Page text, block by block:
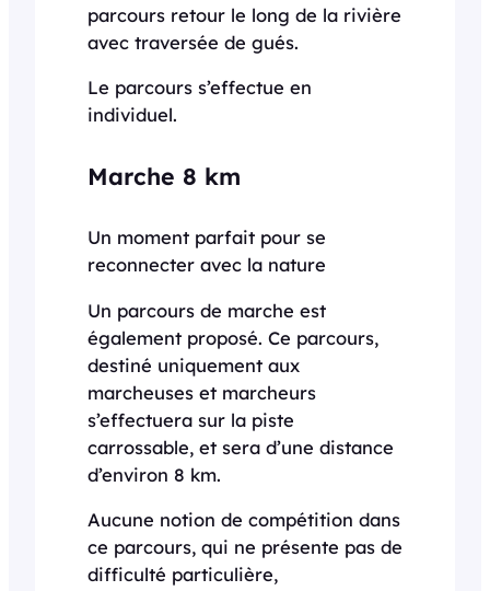
parcours retour le long de la rivière
avec traversée de gués.
Le parcours s’effectue en
individuel.
Marche 8 km
Un moment parfait pour se
reconnecter avec la nature
Un parcours de marche est
également proposé. Ce parcours,
destiné uniquement aux
marcheuses et marcheurs
s’effectuera sur la piste
carrossable, et sera d’une distance
d’environ 8 km.
Aucune notion de compétition dans
ce parcours, qui ne présente pas de
difficulté particulière,